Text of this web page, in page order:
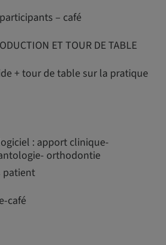
– café
ET TOUR DE TABLE
+ tour de table sur la pratique
: apport clinique-
orthodontie
patient
café